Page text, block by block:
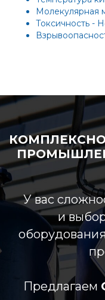
Молекулярная
Токсичность -
У вас
и
Предлагаем